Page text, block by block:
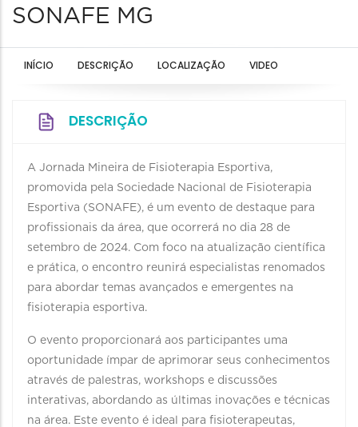
SONAFE MG
INÍCIO DESCRIÇÃO LOCALIZAÇÃO VIDEO
DESCRIÇÃO
A Jornada Mineira de Fisioterapia Esportiva,
promovida pela Sociedade Nacional de Fisioterapia
Esportiva (SONAFE), é um evento de destaque para
profissionais da área, que ocorrerá no dia 28 de
setembro de 2024. Com foco na atualização científica
e prática, o encontro reunirá especialistas renomados
para abordar temas avançados e emergentes na
fisioterapia esportiva.
O evento proporcionará aos participantes uma
oportunidade ímpar de aprimorar seus conhecimentos
através de palestras, workshops e discussões
interativas, abordando as últimas inovações e técnicas
na área. Este evento é ideal para fisioterapeutas,